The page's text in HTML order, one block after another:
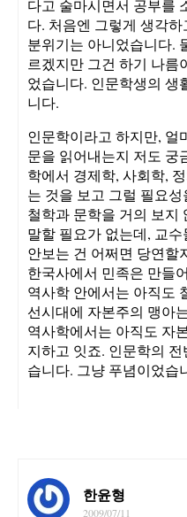
다고 술마시면서 공부를
다. 처음엔 그렇게 생각
분위기는 아니었습니다.
르겠지만 그건 하기 나름
었습니다. 인문학생의 생
니다.
인문학이라고 하지만, 얼
문을 읽어내는지 저도 궁
학에서 경제학, 사회학,
는 것을 보고 그럴 필요
철학과 문학을 거의 보지
말할 필요가 없는데, 교
안보는 건 어쩌면 당연할
한국사에서 민족은 만들
역사학 안에서는 아직도
선시대에 자본주의 맹아
역사학에서는 아직도 자
지하고 잇죠. 인문학의
습니다. 그냥 푸념이었습
한윤형
2009/07/11